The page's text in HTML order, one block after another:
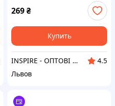
269₴
Купить
INSPIRE - ОПТОВІ ПРОДАЖІ ТА БЕЗГОТІВКА ДЛЯ БІЗНЕСУ
4.5
Львов